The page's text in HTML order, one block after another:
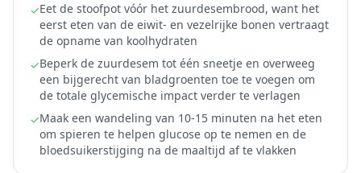
✓Eet de stoofpot vóór het zuurdesembrood, want het
eerst eten van de eiwit- en vezelrijke bonen vertraagt
de opname van koolhydraten
✓Beperk de zuurdesem tot één sneetje en overweeg
een bijgerecht van bladgroenten toe te voegen om
de totale glycemische impact verder te verlagen
✓Maak een wandeling van 10-15 minuten na het eten
om spieren te helpen glucose op te nemen en de
bloedsuikerstijging na de maaltijd af te vlakken